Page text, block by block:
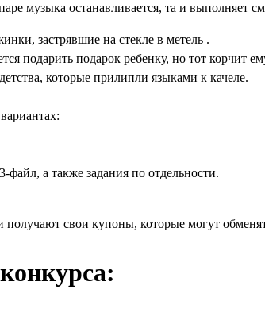
музыка останавливается, та и выполняет
застрявшие на стекле в метель .
подарить подарок ребенку, но тот корчит
которые прилипли языками к качеле.
а также задания по отдельности.
получают свои купоны, которые могут